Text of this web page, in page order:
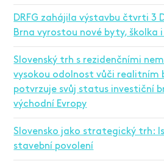
DRFG zahájila výstavbu čtvrti 3
Brna vyrostou nové byty, školka
Slovenský trh s rezidenčními
vysokou odolnost vůči realitním
potvrzuje svůj status investiční
východní Evropy
Slovensko jako strategický trh:
stavební povolení